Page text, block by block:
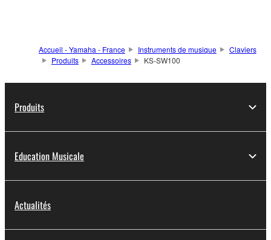
Accueil - Yamaha - France Instruments de musique
Claviers
Produits
Accessoires KS-SW100
Produits
Education Musicale
Actualités